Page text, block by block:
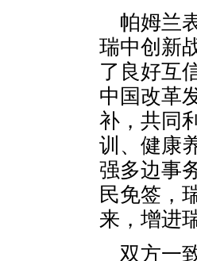
帕姆兰
瑞中创新
了良好互
中国改革
补，共同
训、健康
强多边事
民免签，
来，增进
双方一